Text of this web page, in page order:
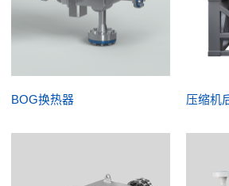
BOG换热器 压缩机